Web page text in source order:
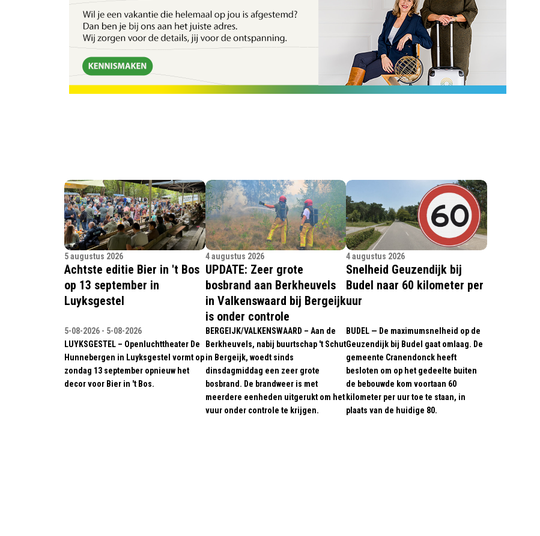
5 augustus 2026
Achtste editie Bier in 't Bos
op 13 september in
Luyksgestel
5-08-2026 - 5-08-2026
LUYKSGESTEL – Openluchttheater De
Hunnebergen in Luyksgestel vormt op
zondag 13 september opnieuw het
decor voor Bier in 't Bos.
4 augustus 2026
UPDATE: Zeer grote
bosbrand aan Berkheuvels
in Valkenswaard bij Bergeijk
is onder controle
BERGEIJK/VALKENSWAARD – Aan de
Berkheuvels, nabij buurtschap 't Schut
in Bergeijk, woedt sinds
dinsdagmiddag een zeer grote
bosbrand. De brandweer is met
meerdere eenheden uitgerukt om het
vuur onder controle te krijgen.
4 augustus 2026
Snelheid Geuzendijk bij
Budel naar 60 kilometer per
uur
BUDEL — De maximumsnelheid op de
Geuzendijk bij Budel gaat omlaag. De
gemeente Cranendonck heeft
besloten om op het gedeelte buiten
de bebouwde kom voortaan 60
kilometer per uur toe te staan, in
plaats van de huidige 80.